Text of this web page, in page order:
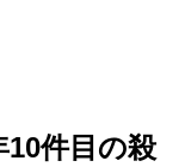
件目の殺